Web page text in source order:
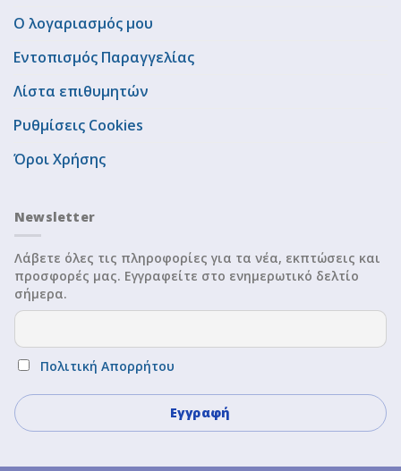
Ο λογαριασμός μου
Εντοπισμός Παραγγελίας
Λίστα επιθυμητών
Ρυθμίσεις Cookies
Όροι Χρήσης
Newsletter
Λάβετε όλες τις πληροφορίες για τα νέα, εκπτώσεις και
προσφορές μας. Εγγραφείτε στο ενημερωτικό δελτίο
σήμερα.
Πολιτική Απορρήτου